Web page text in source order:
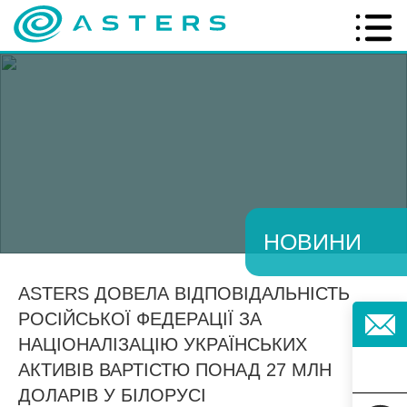
НОВИНИ
ASTERS ДОВЕЛА ВІДПОВІДАЛЬНІСТЬ
РОСІЙСЬКОЇ ФЕДЕРАЦІЇ ЗА
НАЦІОНАЛІЗАЦІЮ УКРАЇНСЬКИХ
АКТИВІВ ВАРТІСТЮ ПОНАД 27 МЛН
ДОЛАРІВ У БІЛОРУСІ